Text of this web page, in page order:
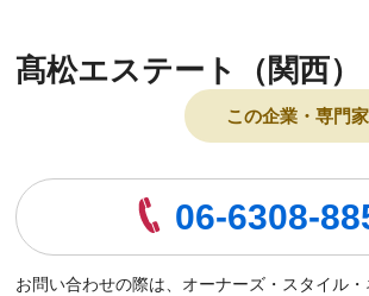
髙松エステート（関西）
この企業・専門
06-6308-
お問い合わせの際は、オーナーズ・スタイル